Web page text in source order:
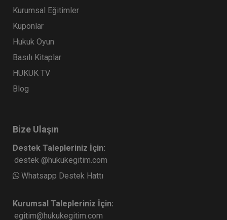
Kurumsal Eğitimler
Kuponlar
Hukuk Oyun
Basılı Kitaplar
HUKUK TV
Blog
Bize Ulaşın
Destek Talepleriniz İçin:
destek @hukukegitim.com
Whatsapp Destek Hattı
Kurumsal Talepleriniz İçin:
egitim@hukukegitim.com